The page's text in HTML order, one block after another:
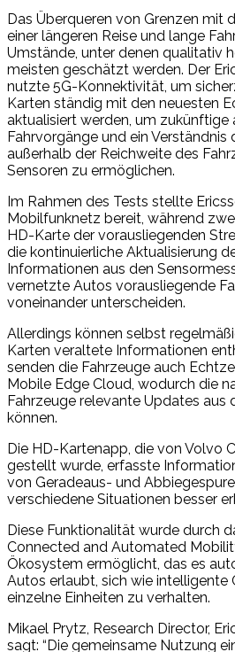
Das Überqueren von Grenzen mit
einer längeren Reise und lange
Umstände, unter denen qualitativ
meisten geschätzt werden. Der
nutzte 5G-Konnektivität, um
Karten ständig mit den neuesten
aktualisiert werden, um zukünftige
Fahrvorgänge und ein Verständnis
außerhalb der Reichweite des
Sensoren zu ermöglichen.
Im Rahmen des Tests stellte
Mobilfunknetz bereit, während
HD-Karte der vorausliegenden
die kontinuierliche Aktualisierung
Informationen aus den
vernetzte Autos vorausliegende
voneinander unterscheiden.
Allerdings können selbst
Karten veraltete Informationen
senden die Fahrzeuge auch
Mobile Edge Cloud, wodurch die
Fahrzeuge relevante Updates aus
können.
Die HD-Kartenapp, die von Volvo
gestellt wurde, erfasste
von Geradeaus- und
verschiedene Situationen besser
Diese Funktionalität wurde durch
Connected and Automated
Ökosystem ermöglicht, das es
Autos erlaubt, sich wie intelligente
einzelne Einheiten zu verhalten.
Mikael Prytz, Research Director,
sagt: “Die gemeinsame Nutzung